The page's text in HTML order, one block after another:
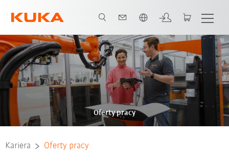
Oferty pracy
Kariera Oferty pracy